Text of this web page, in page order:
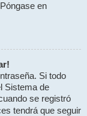
en
Si todo
Sistema de
se registró
tendrá que seguir